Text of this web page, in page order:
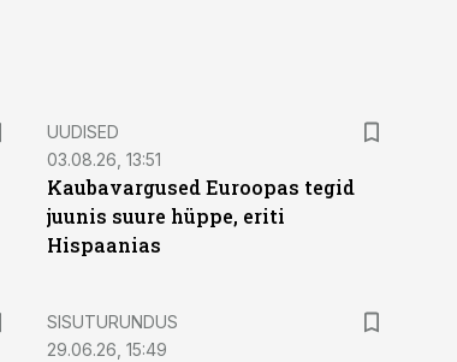
UUDISED
03.08.26, 13:51
Kaubavargused Euroopas tegid
juunis suure hüppe, eriti
Hispaanias
ST
SISUTURUNDUS
29.06.26, 15:49